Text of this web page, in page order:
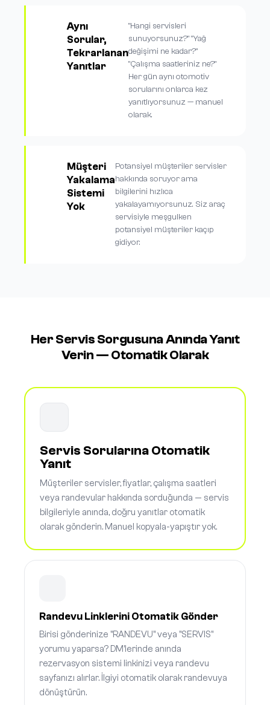
Aynı
Sorular,
Tekrarlanan
Yanıtlar
"Hangi servisleri
sunuyorsunuz?" "Yağ
değişimi ne kadar?"
"Çalışma saatleriniz ne?"
Her gün aynı otomotiv
sorularını onlarca kez
yanıtlıyorsunuz — manuel
olarak.
Müşteri
Yakalama
Sistemi
Yok
Potansiyel müşteriler servisler
hakkında soruyor ama
bilgilerini hızlıca
yakalayamıyorsunuz. Siz araç
servisiyle meşgulken
potansiyel müşteriler kaçıp
gidiyor.
Her Servis Sorgusuna Anında Yanıt
Verin — Otomatik Olarak
Servis Sorularına Otomatik
Yanıt
Müşteriler servisler, fiyatlar, çalışma saatleri
veya randevular hakkında sorduğunda — servis
bilgileriyle anında, doğru yanıtlar otomatik
olarak gönderin. Manuel kopyala-yapıştır yok.
Randevu Linklerini Otomatik Gönder
Birisi gönderinize "RANDEVU" veya "SERVIS"
yorumu yaparsa? DM'lerinde anında
rezervasyon sistemi linkinizi veya randevu
sayfanızı alırlar. İlgiyi otomatik olarak randevuya
dönüştürün.